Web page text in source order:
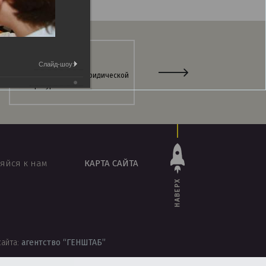
Интернет-магазин юридической
Информационно-поисковая
НАВЕРХ
КАРТА САЙТА
к нам
агентство “ГЕНШТАБ”
Слайд-шоу: